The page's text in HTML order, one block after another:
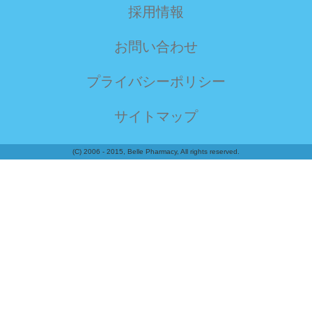
採用情報
お問い合わせ
プライバシーポリシー
サイトマップ
(C) 2006 - 2015, Belle Pharmacy, All rights reserved.